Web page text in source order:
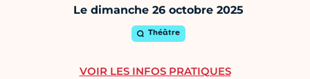
Le dimanche 26 octobre 2025
Théâtre
VOIR LES INFOS PRATIQUES